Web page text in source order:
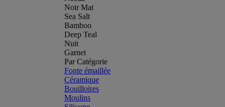
Noir Mat
Sea Salt
Bamboo
Deep Teal
Nuit
Garnet
Par Catégorie
Fonte émaillée
Céramique
Bouilloires
Moulins